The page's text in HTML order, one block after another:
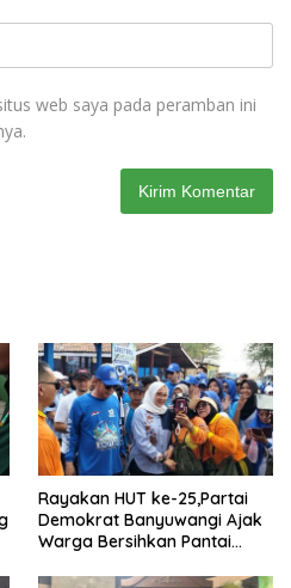
web saya pada peramban ini
Rayakan HUT ke-25,Partai
Demokrat Banyuwangi Ajak
Warga Bersihkan Pantai